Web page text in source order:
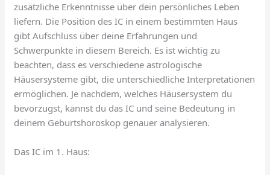
zusätzliche Erkenntnisse über dein persönliches Leben
liefern. Die Position des IC in einem bestimmten Haus
gibt Aufschluss über deine Erfahrungen und
Schwerpunkte in diesem Bereich. Es ist wichtig zu
beachten, dass es verschiedene astrologische
Häusersysteme gibt, die unterschiedliche Interpretationen
ermöglichen. Je nachdem, welches Häusersystem du
bevorzugst, kannst du das IC und seine Bedeutung in
deinem Geburtshoroskop genauer analysieren.
Das IC im 1. Haus: